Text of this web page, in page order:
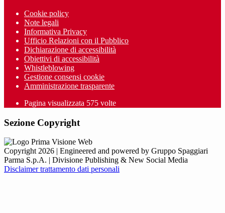
Cookie policy
Note legali
Informativa Privacy
Ufficio Relazioni con il Pubblico
Dichiarazione di accessibilità
Obiettivi di accessibilità
Whistleblowing
Gestione consensi cookie
Amministrazione trasparente
Pagina visualizzata 575 volte
Sezione Copyright
Copyright 2026 | Engineered and powered by Gruppo Spaggiari
Parma S.p.A. | Divisione Publishing & New Social Media
Disclaimer trattamento dati personali